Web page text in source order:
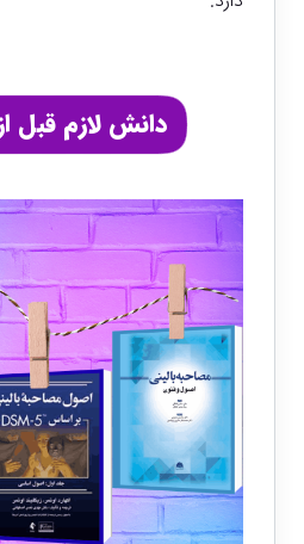
دانش لازم قبل